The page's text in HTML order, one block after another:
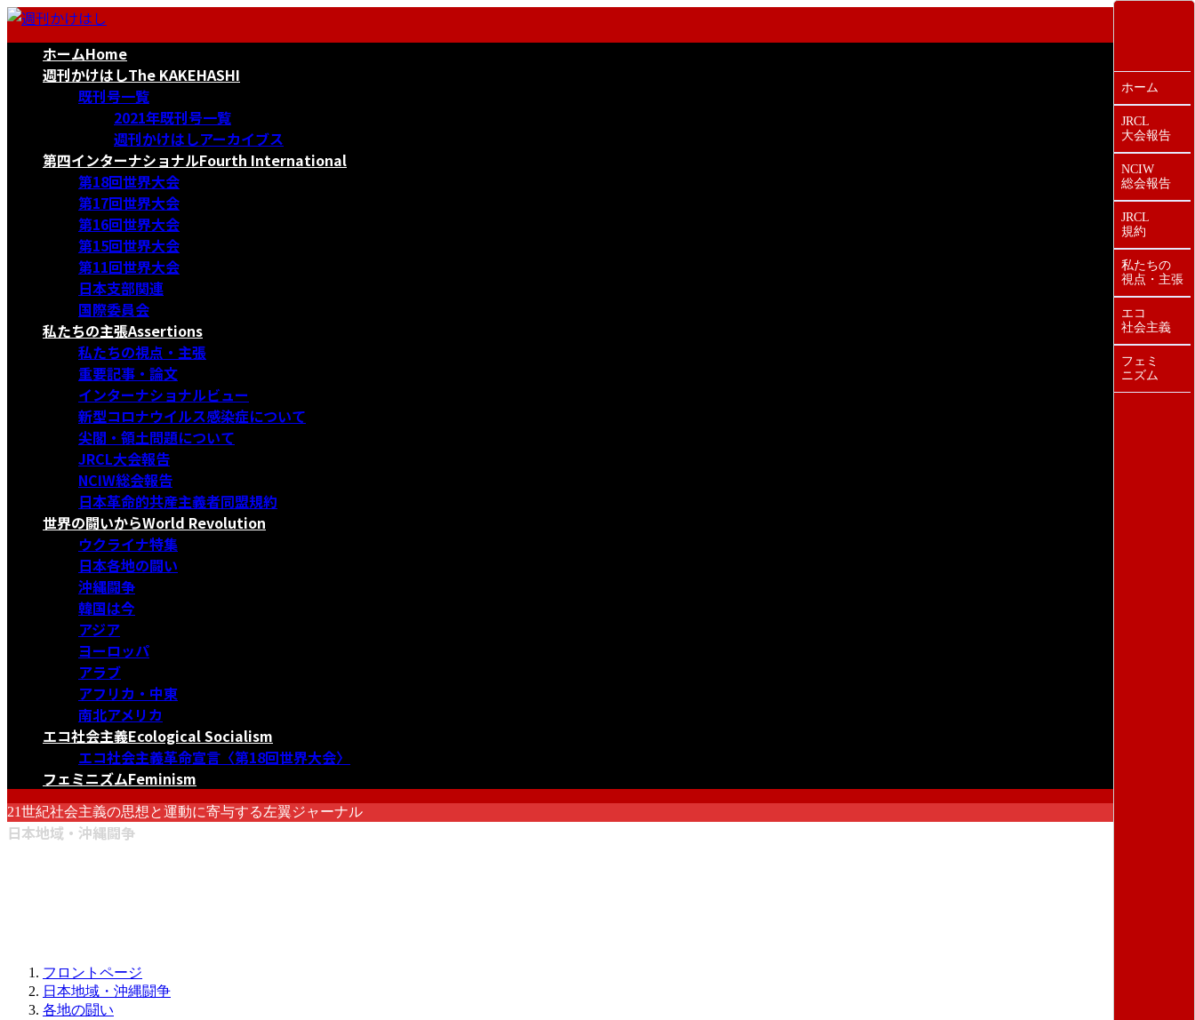
コ
ナ
ホームHome
週刊かけはしThe KAKEHASHI
既刊号一覧
2021年既刊号一覧
週刊かけはしアーカイブス
第四インターナショナルFourth International
第18回世界大会
第17回世界大会
第16回世界大会
第15回世界大会
第11回世界大会
日本支部関連
国際委員会
私たちの主張Assertions
私たちの視点・主張
重要記事・論文
インターナショナルビュー
新型コロナウイルス感染症について
尖閣・領土問題について
JRCL大会報告
NCIW総会報告
日本革命的共産主義者同盟規約
世界の闘いからWorld Revolution
ウクライナ特集
日本各地の闘い
沖縄闘争
韓国は今
アジア
ヨーロッパ
アラブ
アフリカ・中東
南北アメリカ
エコ社会主義Ecological Socialism
エコ社会主義革命宣言〈第18回世界大会〉
フェミニズムFeminism
21世紀社会主義の思想と運動に寄与する左翼ジャーナル
日本地域・沖縄闘争
フロントページ
日本地域・沖縄闘争
各地の闘い
ホーム
JRCL
大会報告
NCIW
総会報告
JRCL
規約
私たちの
視点・主張
エコ
社会主義
フェミ
ニズム